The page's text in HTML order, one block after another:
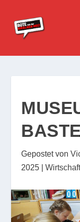
Gepostet von
2025 |